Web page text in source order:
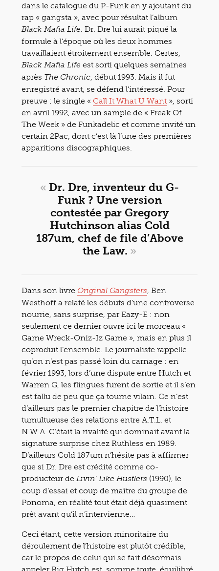
dans le catalogue du P-Funk en y ajoutant du
rap « gangsta », avec pour résultat l’album
Black Mafia Life. Dr. Dre lui aurait piqué la
formule à l’époque où les deux hommes
travaillaient étroitement ensemble. Certes,
Black Mafia Life est sorti quelques semaines
après The Chronic, début 1993. Mais il fut
enregistré avant, se défend l’intéressé. Pour
preuve : le single « Call It What U Want », sorti
en avril 1992, avec un sample de « Freak Of
The Week » de Funkadelic et comme invité un
certain 2Pac, dont c’est là l’une des premières
apparitions discographiques.
« Dr. Dre, inventeur du G-
Funk ? Une version
contestée par Gregory
Hutchinson alias Cold
187um, chef de file d’Above
the Law. »
Dans son livre Original Gangsters, Ben
Westhoff a relaté les débuts d’une controverse
nourrie, sans surprise, par Eazy-E : non
seulement ce dernier ouvre ici le morceau «
Game Wreck-Oniz-Iz Game », mais en plus il
coproduit l’ensemble. Le journaliste rappelle
qu’on n’est pas passé loin du carnage : en
février 1993, lors d’une dispute entre Hutch et
Warren G, les flingues furent de sortie et il s’en
est fallu de peu que ça tourne vilain. Ce n’est
d’ailleurs pas le premier chapitre de l’histoire
tumultueuse des relations entre A.T.L. et
N.W.A. C’était la rivalité qui dominait avant la
signature surprise chez Ruthless en 1989.
D’ailleurs Cold 187um n’hésite pas à affirmer
que si Dr. Dre est crédité comme co-
producteur de Livin’ Like Hustlers (1990), le
coup d’essai et coup de maître du groupe de
Ponoma, en réalité tout était déjà quasiment
prêt avant qu’il n’intervienne…
Ceci étant, cette version minoritaire du
déroulement de l’histoire est plutôt crédible,
car le propos de celui qui se fait désormais